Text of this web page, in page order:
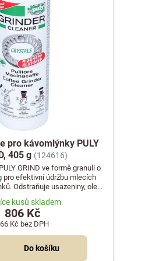
pro kávomlýnky PULY
405 g (124616)
GRIND ve formě granulí o
pro efektivní údržbu mlecích
Odstraňuje usazeniny, oleje
a pachy.
kusů skladem
806 Kč
Kč bez DPH
Do košíku